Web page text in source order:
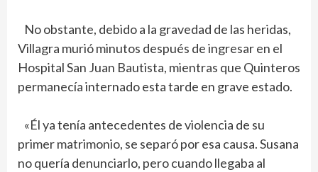
No obstante, debido a la gravedad de las heridas,
Villagra murió minutos después de ingresar en el
Hospital San Juan Bautista, mientras que Quinteros
permanecía internado esta tarde en grave estado.
«Él ya tenía antecedentes de violencia de su
primer matrimonio, se separó por esa causa. Susana
no quería denunciarlo, pero cuando llegaba al